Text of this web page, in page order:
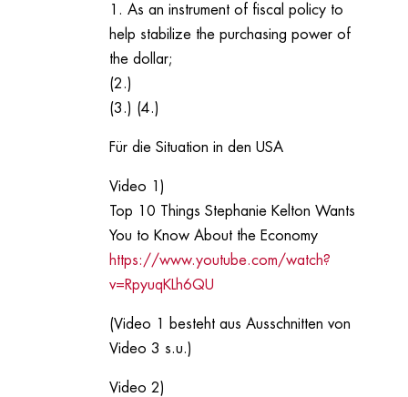
1. As an instrument of fiscal policy to
help stabilize the purchasing power of
the dollar;
(2.)
(3.) (4.)
Für die Situation in den USA
Video 1)
Top 10 Things Stephanie Kelton Wants
You to Know About the Economy
https://www.youtube.com/watch?
v=RpyuqKLh6QU
(Video 1 besteht aus Ausschnitten von
Video 3 s.u.)
Video 2)